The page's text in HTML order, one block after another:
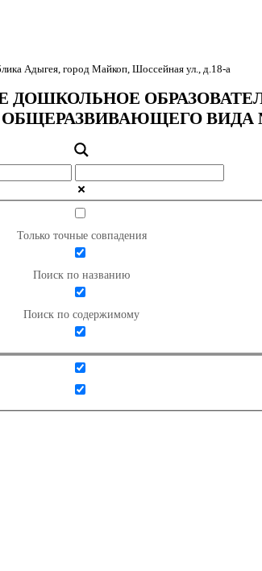
Адыгея, город Майкоп, Шоссейная ул., д.18-а
ВИДА
Только точные совпадения
Поиск по названию
Поиск по содержимому